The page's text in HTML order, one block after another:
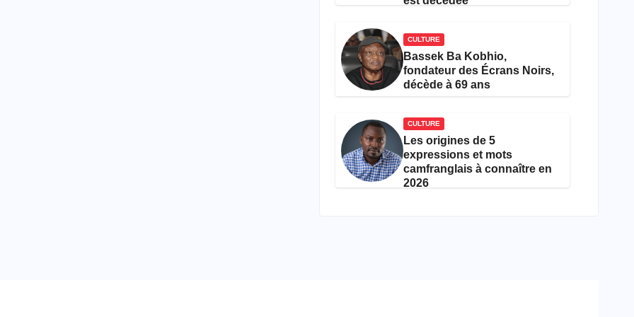
CULTURE
Bassek Ba Kobhio,
fondateur des Écrans Noirs,
décède à 69 ans
CULTURE
Les origines de 5
expressions et mots
camfranglais à connaître en
2026